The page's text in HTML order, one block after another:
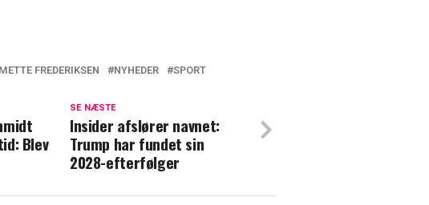
Nu har Dennis Knudsen givet op
FREDERIKSEN NYHEDER SPORT
SE NÆSTE
Insider afslører navnet:
Trump har fundet sin
2028-efterfølger
Blev